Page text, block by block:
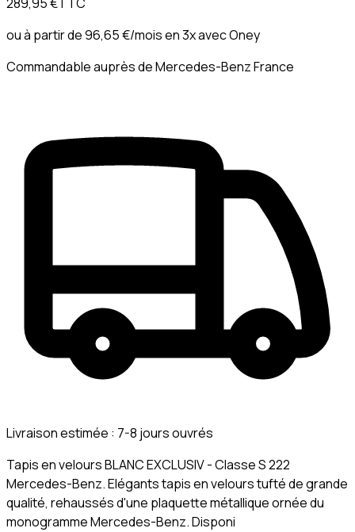
ou à partir de96,65 €/mois en 3x avecOney
Commandable auprès de Mercedes-Benz France
Livraison estimée : 7-8 jours ouvrés
Tapis en velours BLANC EXCLUSIV - Classe S 222
Mercedes-Benz. Elégants tapis en velours tufté de grande
qualité, rehaussés d'une plaquette métallique ornée du
monogramme Mercedes-Benz. Disponi